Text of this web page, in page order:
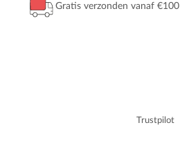
Gratis verzonden vanaf €100
Trustpilot